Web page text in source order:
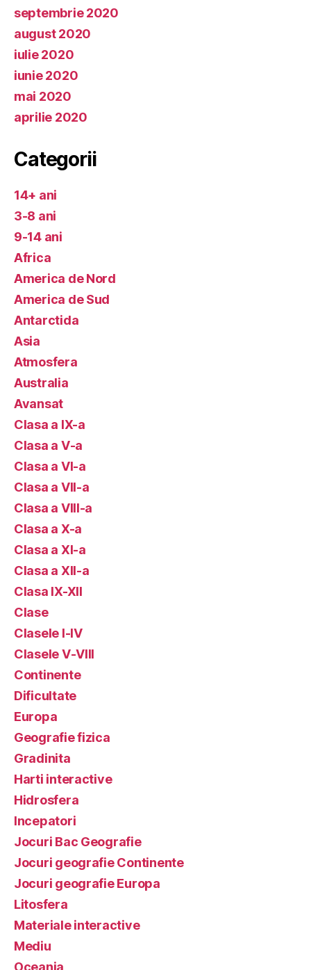
septembrie 2020
august 2020
iulie 2020
iunie 2020
mai 2020
aprilie 2020
Categorii
14+ ani
3-8 ani
9-14 ani
Africa
America de Nord
America de Sud
Antarctida
Asia
Atmosfera
Australia
Avansat
Clasa a IX-a
Clasa a V-a
Clasa a VI-a
Clasa a VII-a
Clasa a VIII-a
Clasa a X-a
Clasa a XI-a
Clasa a XII-a
Clasa IX-XII
Clase
Clasele I-IV
Clasele V-VIII
Continente
Dificultate
Europa
Geografie fizica
Gradinita
Harti interactive
Hidrosfera
Incepatori
Jocuri Bac Geografie
Jocuri geografie Continente
Jocuri geografie Europa
Litosfera
Materiale interactive
Mediu
Oceania